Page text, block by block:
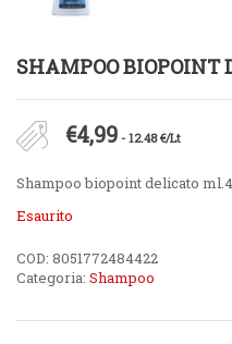
SHAMPOO BIOPOINT
€4,99 - 12.48 €/Lt
Shampoo biopoint delicato
Esaurito
COD: 8051772484422
Categoria: Shampoo